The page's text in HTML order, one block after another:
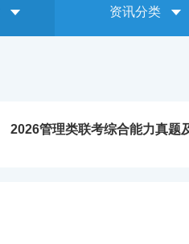
资讯分类
2026管理类联考综合能力真题